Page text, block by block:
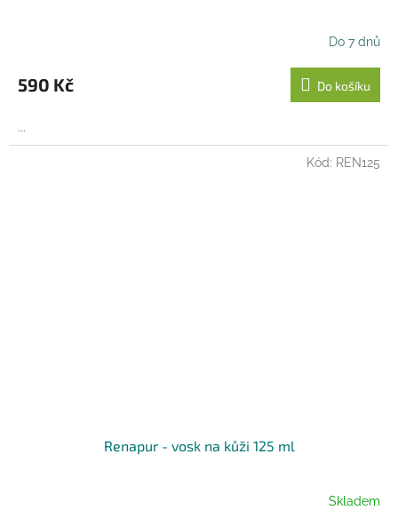
Do 7 dnů
590 Kč Do košíku
...
Renapur - vosk na kůži 125 ml
Skladem
Kód: REN125